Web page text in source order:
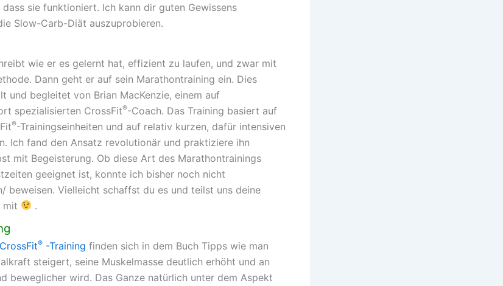
dass sie funktioniert. Ich kann dir guten Gewissens
Slow-Carb-Diät auszuprobieren.
wie er es gelernt hat, effizient zu laufen, und zwar mit
Dann geht er auf sein Marathontraining ein. Dies
und begleitet von Brian MacKenzie, einem auf
spezialisierten CrossFit®-Coach. Das Training basiert auf
®-Trainingseinheiten und auf relativ kurzen, dafür intensiven
Ich fand den Ansatz revolutionär und praktiziere ihn
mit Begeisterung. Ob diese Art des Marathontrainings
geeignet ist, konnte ich bisher noch nicht
beweisen. Vielleicht schaffst du es und teilst uns deine
mit
.
CrossFit® -Training finden sich in dem Buch Tipps wie man
steigert, seine Muskelmasse deutlich erhöht und an
beweglicher wird. Das Ganze natürlich unter dem Aspekt